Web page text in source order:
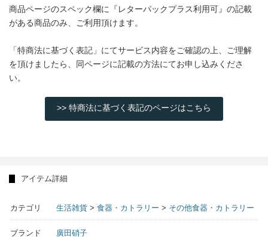
商品ページのスペック欄に『レターパックプラス利用可』の記載
がある商品のみ、ご利用頂けます。
「特商法に基づく表記」にてサービス内容をご確認の上、ご理解
を頂けましたら、同ページに記載の方法にてお申し込みくださ
い。
>> 特商法に基づく表記のページはこちら
アイテム詳細
カテゴリ 生活雑貨 > 食器・カトラリー > その他食器・カトラリー
ブランド 廣田硝子